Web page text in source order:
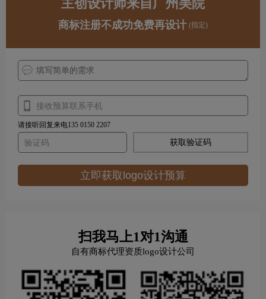
主创设计师来自广州美院
商标注册不成功免费再设计 (指定)
请接听回复来电135 0150 2207
获取验证码
立即获取logo设计预算
扫我马上1对1沟通
自有商标代理资质logo设计公司